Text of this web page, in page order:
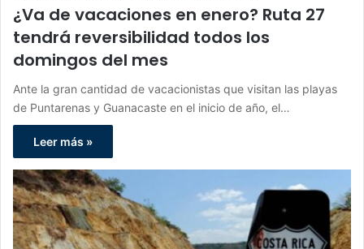
¿Va de vacaciones en enero? Ruta 27
tendrá reversibilidad todos los
domingos del mes
Ante la gran cantidad de vacacionistas que visitan las playas
de Puntarenas y Guanacaste en el inicio de año, el…
Leer más »